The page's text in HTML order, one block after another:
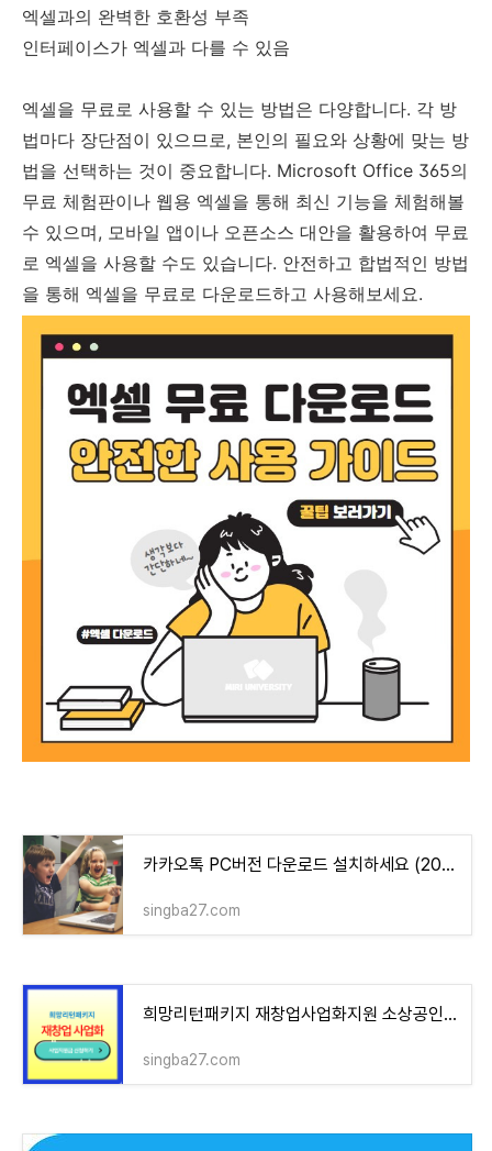
엑셀과의 완벽한 호환성 부족
인터페이스가 엑셀과 다를 수 있음
엑셀을 무료로 사용할 수 있는 방법은 다양합니다. 각 방
법마다 장단점이 있으므로, 본인의 필요와 상황에 맞는 방
법을 선택하는 것이 중요합니다. Microsoft Office 365의
무료 체험판이나 웹용 엑셀을 통해 최신 기능을 체험해볼
수 있으며, 모바일 앱이나 오픈소스 대안을 활용하여 무료
로 엑셀을 사용할 수도 있습니다. 안전하고 합법적인 방법
을 통해 엑셀을 무료로 다운로드하고 사용해보세요.
카카오톡 PC버전 다운로드 설치하세요 (2024 최신 가이드)
singba27.com
희망리턴패키지 재창업사업화지원 소상공인모집(공고서류다운로드)
singba27.com